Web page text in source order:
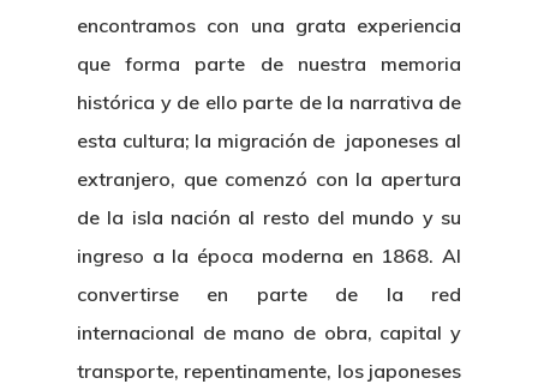
encontramos con una grata experiencia
que forma parte de nuestra memoria
histórica y de ello parte de la narrativa de
esta cultura; la migración de japoneses al
extranjero, que comenzó con la apertura
de la isla nación al resto del mundo y su
ingreso a la época moderna en 1868. Al
convertirse en parte de la red
internacional de mano de obra, capital y
transporte, repentinamente, los japoneses